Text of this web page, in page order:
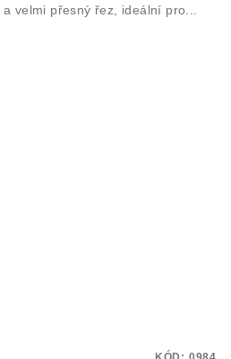
velmi přesný řez, ideální pro...